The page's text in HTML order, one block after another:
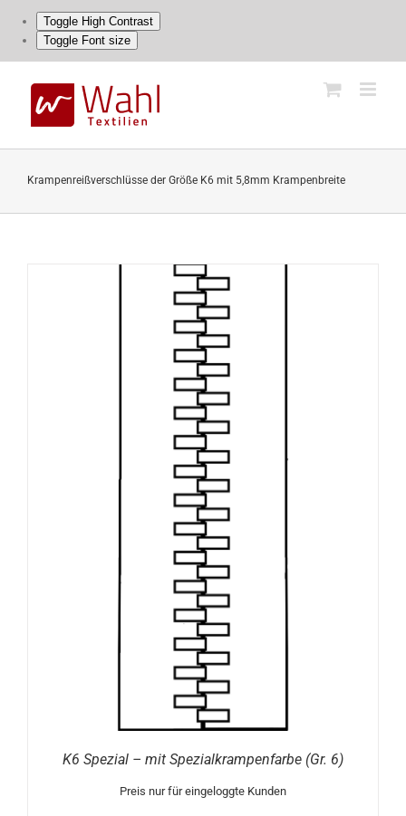
Toggle High Contrast
Toggle Font size
content
Krampenreißverschlüsse der Größe K6 mit 5,8mm Krampenbreite
K6 Spezial – mit Spezialkrampenfarbe (Gr. 6)
Preis nur für eingeloggte Kunden